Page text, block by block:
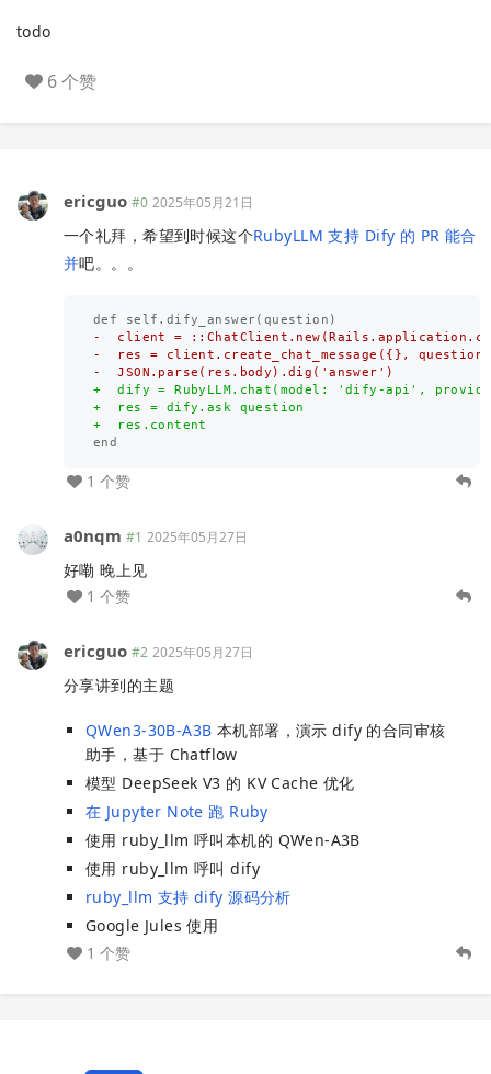
todo
6 个赞
ericguo #0 2025年05月21日
一个礼拜，希望到时候这个RubyLLM 支持 Dify 的 PR 能合
并吧。。。
-  client =
-  res = client.create_chat_message({},
+  dify = RubyLLM.chat(model: 'dify-api',
+  res = dify.ask question
1 个赞
a0nqm #1 2025年05月27日
好嘞 晚上见
1 个赞
ericguo #2 2025年05月27日
分享讲到的主题
QWen3-30B-A3B 本机部署，演示 dify 的合同审核
助手，基于 Chatflow
模型 DeepSeek V3 的 KV Cache 优化
在 Jupyter Note 跑 Ruby
使用 ruby_llm 呼叫本机的 QWen-A3B
使用 ruby_llm 呼叫 dify
ruby_llm 支持 dify 源码分析
Google Jules 使用
1 个赞